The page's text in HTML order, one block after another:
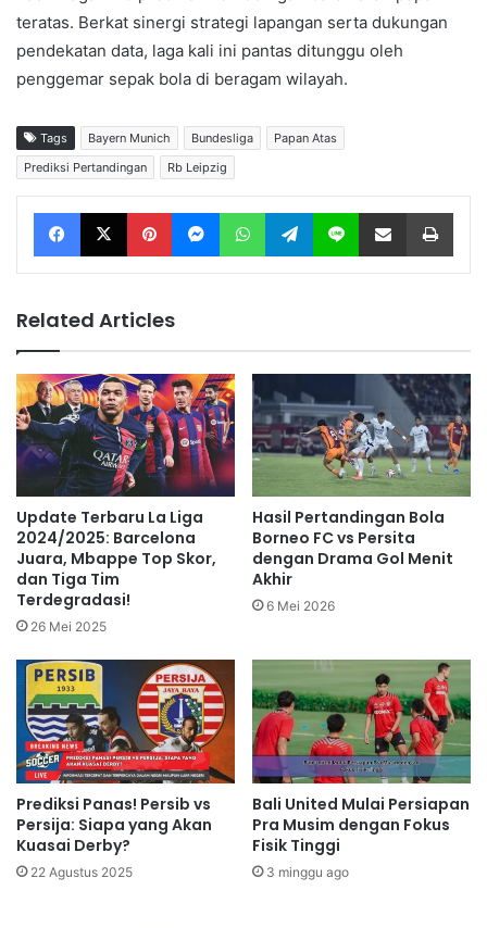
teratas. Berkat sinergi strategi lapangan serta dukungan
pendekatan data, laga kali ini pantas ditunggu oleh
penggemar sepak bola di beragam wilayah.
Tags Bayern Munich Bundesliga
Papan Atas
Prediksi Pertandingan
Rb Leipzig
Facebook X Pinterest Messenger WhatsApp Telegram Line Share via Email
Related Articles
Update Terbaru La Liga
2024/2025: Barcelona
Juara, Mbappe Top Skor,
dan Tiga Tim
Terdegradasi!
26 Mei 2025
Hasil Pertandingan Bola
Borneo FC vs Persita
dengan Drama Gol Menit
Akhir
6 Mei 2026
Prediksi Panas! Persib vs
Persija: Siapa yang Akan
Kuasai Derby?
22 Agustus 2025
Bali United Mulai Persiapan
Pra Musim dengan Fokus
Fisik Tinggi
3 minggu ago